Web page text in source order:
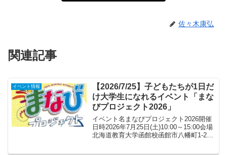
佐々木康弘
関連記事
イベント情報
【2026/7/25】子どもたちが1日だ
け大学生になれるイベント「まな
びプロジェクト2026」
イベント名まなびプロジェクト2026開催
日時2026年7月25日(土)10:00～15:00会場
北海道教育大学函館校函館市八幡町1-2駐